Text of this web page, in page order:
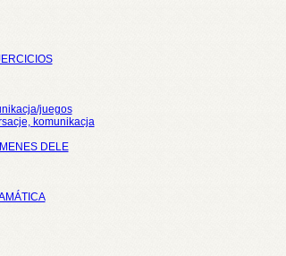
juegos
komunikacja
DELE